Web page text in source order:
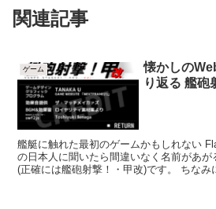
関連記事
ゲーム
懐かしの
り返る 艦砲
艦艇に触れた最初のゲームかもしれない
の日本人に聞いたら間違いなく名前があがる名作。 それ
(正確には艦砲射撃！・甲改)です。 ちなみにHTML5版として復活し